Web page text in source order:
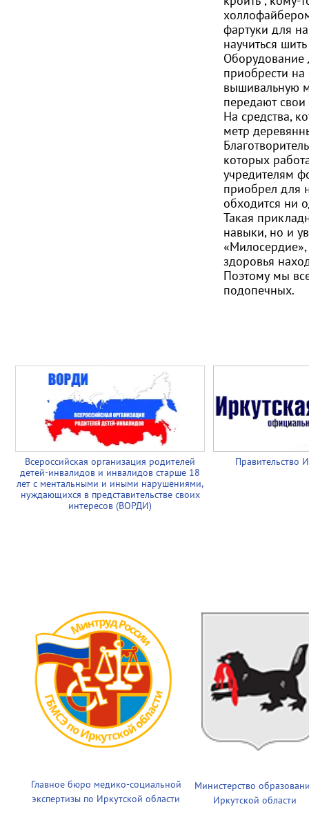
фартуки для
научиться
Оборудование
приобрести на
вышивальную
передают
На средства,
метр
которых
учредителям
приобрел для
обходится ни
Такая
навыки, но и
здоровья
Поэтому мы
подопечных.
Всероссийская организация родителей
детей-инвалидов и инвалидов старше 18
лет с ментальными и иными нарушениями,
нуждающихся в представительстве своих
интересов (ВОРДИ)
Правительство
Главное бюро медико-социальной
экспертизы по Иркутской области
Министерство
Иркутской области